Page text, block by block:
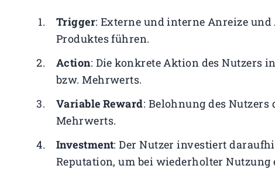
Trigger: Externe und interne Anreize
Produktes führen.
Action: Die konkrete Aktion des Nutzers
bzw. Mehrwerts.
Variable Reward: Belohnung des
Mehrwerts.
Investment: Der Nutzer investiert
Reputation, um bei wiederholter